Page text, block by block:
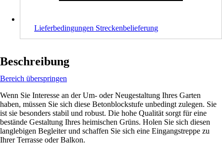
Lieferbedingungen Streckenbelieferung
Beschreibung
Bereich überspringen
Wenn Sie Interesse an der Um- oder Neugestaltung Ihres Garten
haben, müssen Sie sich diese Betonblockstufe unbedingt zulegen. Sie
ist sie besonders stabil und robust. Die hohe Qualität sorgt für eine
bestände Gestaltung Ihres heimischen Grüns. Holen Sie sich diesen
langlebigen Begleiter und schaffen Sie sich eine Eingangstreppe zu
Ihrer Terrasse oder Balkon.